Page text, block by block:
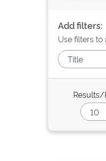
Add filters:
Use filters to
Results/